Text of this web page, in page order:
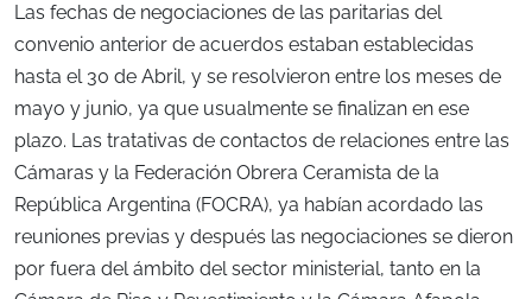
Las fechas de negociaciones de las paritarias del
convenio anterior de acuerdos estaban establecidas
hasta el 30 de Abril, y se resolvieron entre los meses de
mayo y junio, ya que usualmente se finalizan en ese
plazo. Las tratativas de contactos de relaciones entre las
Cámaras y la Federación Obrera Ceramista de la
República Argentina (FOCRA), ya habían acordado las
reuniones previas y después las negociaciones se dieron
por fuera del ámbito del sector ministerial, tanto en la